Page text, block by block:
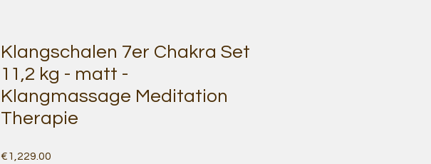
Klangschalen 7er Chakra Set
11,2 kg - matt -
Klangmassage Meditation
Therapie
€1,229.00